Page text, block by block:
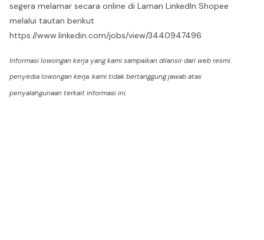
segera melamar secara online di Laman LinkedIn Shopee
melalui tautan berikut
https://www.linkedin.com/jobs/view/3440947496
Informasi lowongan kerja yang kami sampaikan dilansir dari web resmi
penyedia lowongan kerja. kami tidak bertanggung jawab atas
penyalahgunaan terkait informasi ini.